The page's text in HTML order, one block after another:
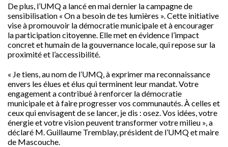
De plus, l’UMQ a lancé en mai dernier la campagne de
sensibilisation « On a besoin de tes lumières ». Cette initiative
vise à promouvoir la démocratie municipale et à encourager
la participation citoyenne. Elle met en évidence l’impact
concret et humain de la gouvernance locale, qui repose sur la
proximité et l’accessibilité.
« Je tiens, au nom de l’UMQ, à exprimer ma reconnaissance
envers les élues et élus qui terminent leur mandat. Votre
engagement a contribué à renforcer la démocratie
municipale et à faire progresser vos communautés. À celles et
ceux qui envisagent de se lancer, je dis : osez. Vos idées, votre
énergie et votre vision peuvent transformer votre milieu », a
déclaré M. Guillaume Tremblay, président de l’UMQ et maire
de Mascouche.